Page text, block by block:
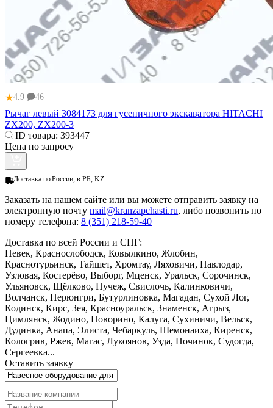
★4.9 46
Рычаг левый 3084173 для гусеничного экскаватора HITACHI
ZX200, ZX200-3
ID товара: 393447
Цена по запросу
Доставка поРоссии, в РБ, KZ
Заказать на нашем сайте или вы можете отправить заявку на
электронную почту mail@kranzapchasti.ru, либо позвонить по
номеру телефона: 8 (351) 218-59-40
Доставка по всей России и СНГ:
Певек, Краснослободск, Ковылкино, Жлобин,
Краснотурьинск, Тайшет, Хромтау, Ляховичи, Павлодар,
Узловая, Костерёво, Выборг, Мценск, Уральск, Сорочинск,
Ульяновск, Щёлково, Пучеж, Свислочь, Калинковичи,
Волчанск, Нерюнгри, Бутурлиновка, Магадан, Сухой Лог,
Кодинск, Кирс, Зея, Красноуральск, Знаменск, Агрыз,
Цимлянск, Жодино, Поворино, Калуга, Сухиничи, Вельск,
Дудинка, Анапа, Элиста, Чебаркуль, Шемонаиха, Киренск,
Кологрив, Ржев, Магас, Лукоянов, Узда, Починок, Судогда,
Сергеевка...
Оставить заявку